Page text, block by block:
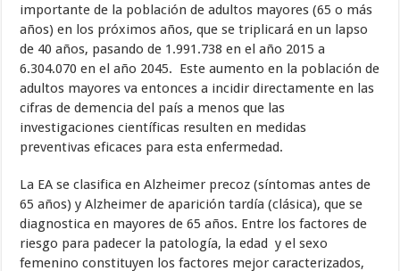
importante de la población de adultos mayores (65 o más
años) en los próximos años, que se triplicará en un lapso
de 40 años, pasando de 1.991.738 en el año 2015 a
6.304.070 en el año 2045. Este aumento en la población de
adultos mayores va entonces a incidir directamente en las
cifras de demencia del país a menos que las
investigaciones científicas resulten en medidas
preventivas eficaces para esta enfermedad.
La EA se clasifica en Alzheimer precoz (síntomas antes de
65 años) y Alzheimer de aparición tardía (clásica), que se
diagnostica en mayores de 65 años. Entre los factores de
riesgo para padecer la patología, la edad y el sexo
femenino constituyen los factores mejor caracterizados,